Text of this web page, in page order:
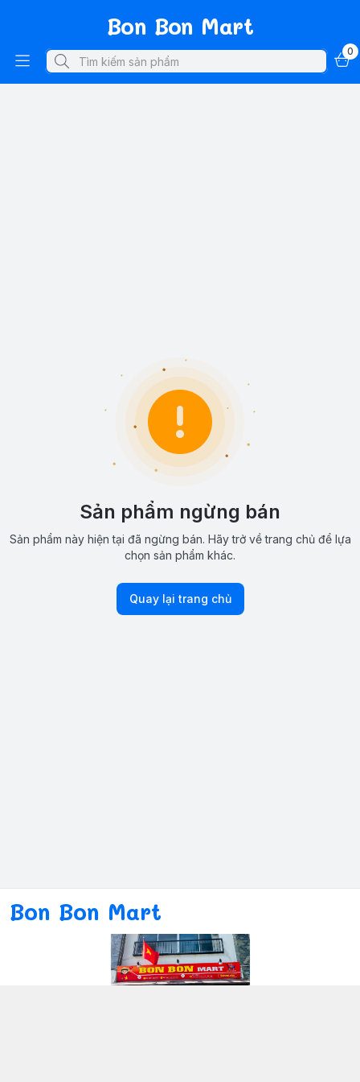
Bon Bon Mart
0
Sản phẩm ngừng bán
Sản phẩm này hiện tại đã ngừng bán. Hãy trở về trang chủ để lựa
chọn sản phẩm khác.
Quay lại trang chủ
Bon Bon Mart